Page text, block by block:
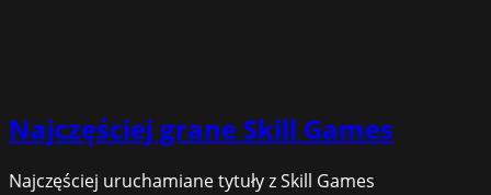
Najczęściej grane Skill Games
Najczęściej uruchamiane tytuły z Skill Games